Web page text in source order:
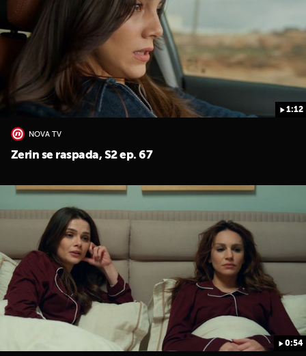
1:12
NOVA TV
Zerin se raspada, S2 ep. 67
0:54